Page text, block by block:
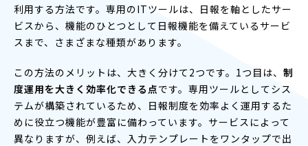
利用する方法です。専用のITツールは、日報を軸としたサー
ビスから、機能のひとつとして日報機能を備えているサービ
スまで、さまざまな種類があります。
この方法のメリットは、大きく分けて2つです。1つ目は、 制
度運用を大きく効率化できる点です。専用ツールとしてシス
テムが構築されているため、日報制度を効率よく運用するた
めに役立つ機能が豊富に備わっています。サービスによって
異なりますが、例えば、入力テンプレートをワンタップで出